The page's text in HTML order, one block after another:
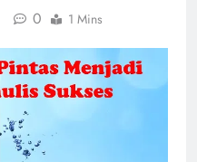
0 1 Mins